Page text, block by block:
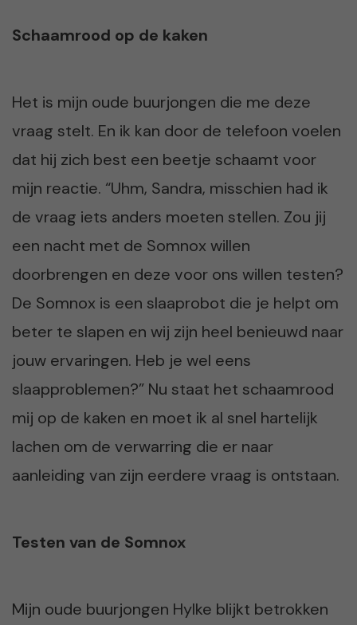
Schaamrood op de kaken
Het is mijn oude buurjongen die me deze
vraag stelt. En ik kan door de telefoon voelen
dat hij zich best een beetje schaamt voor
mijn reactie. “Uhm, Sandra, misschien had ik
de vraag iets anders moeten stellen. Zou jij
een nacht met de Somnox willen
doorbrengen en deze voor ons willen testen?
De Somnox is een slaaprobot die je helpt om
beter te slapen en wij zijn heel benieuwd naar
jouw ervaringen. Heb je wel eens
slaapproblemen?” Nu staat het schaamrood
mij op de kaken en moet ik al snel hartelijk
lachen om de verwarring die er naar
aanleiding van zijn eerdere vraag is ontstaan.
Testen van de Somnox
Mijn oude buurjongen Hylke blijkt betrokken